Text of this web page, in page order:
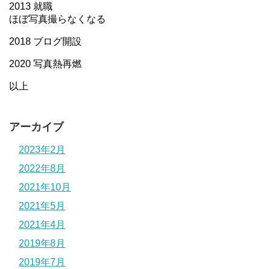
2013 就職
ほぼ写真撮らなくなる
2018 ブログ開設
2020 写真熱再燃
以上
アーカイブ
2023年2月
2022年8月
2021年10月
2021年5月
2021年4月
2019年8月
2019年7月